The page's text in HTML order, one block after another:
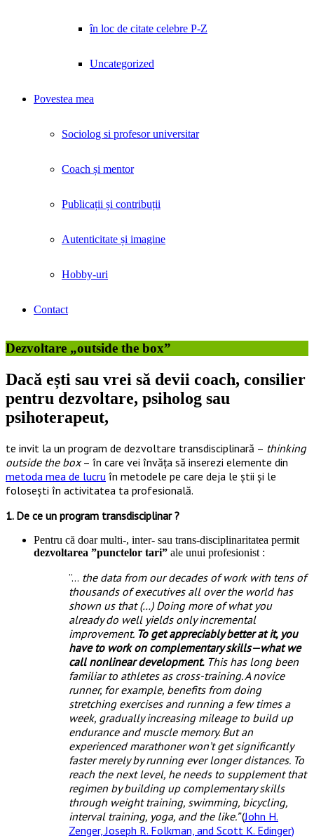
în loc de citate celebre P-Z
Uncategorized
Povestea mea
Sociolog si profesor universitar
Coach și mentor
Publicații și contribuții
Autenticitate și imagine
Hobby-uri
Contact
Dezvoltare „outside the box”
Dacă ești sau vrei să devii coach, consilier
pentru dezvoltare, psiholog sau
psihoterapeut,
te invit la un program de dezvoltare transdisciplinară – thinking
outside the box– în care vei învăța să inserezi elemente din
metoda mea de lucru în metodele pe care deja le știi și le
folosești în activitatea ta profesională.
1. De ce un program transdisciplinar ?
Pentru că doar multi-, inter- sau trans-disciplinaritatea permit
dezvoltarea ”punctelor tari” ale unui profesionist :
”… the data from our decades of work with tens of
thousands of executives all over the world has
shown us that (…) Doing more of what you
already do well yields only incremental
improvement. To get appreciably better at it, you
have to work on complementary skills—what we
call nonlinear development.This has long been
familiar to athletes as cross-training. A novice
runner, for example, benefits from doing
stretching exercises and running a few times a
week, gradually increasing mileage to build up
endurance and muscle memory. But an
experienced marathoner won’t get significantly
faster merely by running ever longer distances. To
reach the next level, he needs to supplement that
regimen by building up complementary skills
through weight training, swimming, bicycling,
interval training, yoga, and the like.”(John H.
Zenger, Joseph R. Folkman, and Scott K. Edinger)